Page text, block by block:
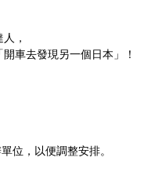
，
車去發現另一個日本」！
位，以便調整安排。